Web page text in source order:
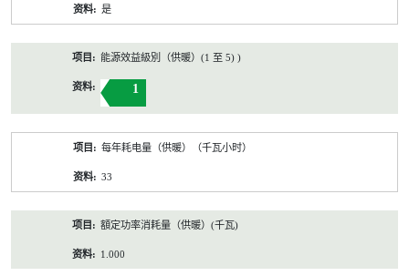
是
能源效益級別（供暖）(1 至 5) )
1
每年耗电量（供暖）（千瓦小时）
33
額定功率消耗量（供暖）(千瓦)
1.000